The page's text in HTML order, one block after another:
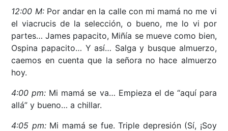
12:00 M: Por andar en la calle con mi mamá no me vi
el viacrucis de la selección, o bueno, me lo vi por
partes… James papacito, Miñía se mueve como bien,
Ospina papacito… Y así… Salga y busque almuerzo,
caemos en cuenta que la señora no hace almuerzo
hoy.
4:00 pm: Mi mamá se va… Empieza el de “aquí para
allá” y bueno… a chillar.
4:05 pm:Mi mamá se fue. Triple depresión (Sí, ¡Soy